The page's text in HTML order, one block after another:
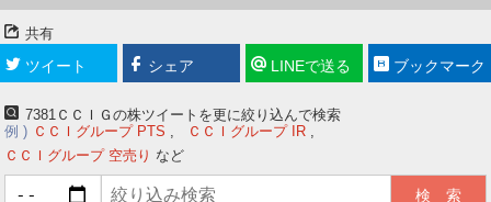
共有
ツイート シェア LINEで送る ブックマーク
7381ＣＣＩＧの株ツイートを更に絞り込んで検索
例
ＣＣＩグループ PTS
ＣＣＩグループ IR
ＣＣＩグループ 空売り など